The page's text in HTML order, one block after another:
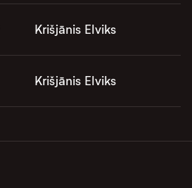
Krišjānis Elviks
Krišjānis Elviks